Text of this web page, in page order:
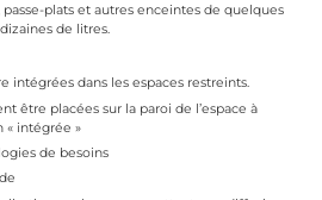
passe-plats et autres enceintes de quelques
dizaines de litres.
intégrées dans les espaces restreints.
être placées sur la paroi de l’espace à
« intégrée »
de besoins